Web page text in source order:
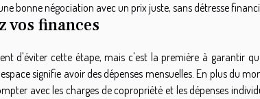
bonne négociation avec un prix juste, sans détresse
vos finances
d'éviter cette étape, mais c'est la première à garantir
signifie avoir des dépenses mensuelles. En plus du
avec les charges de copropriété et les dépenses